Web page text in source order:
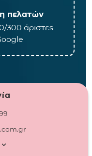
πελατών
300 άριστες